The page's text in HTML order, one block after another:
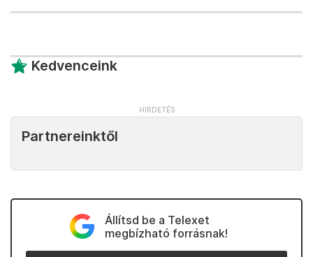
Kedvenceink
Partnereinktől
Állítsd be a Telexet
megbízható forrásnak!